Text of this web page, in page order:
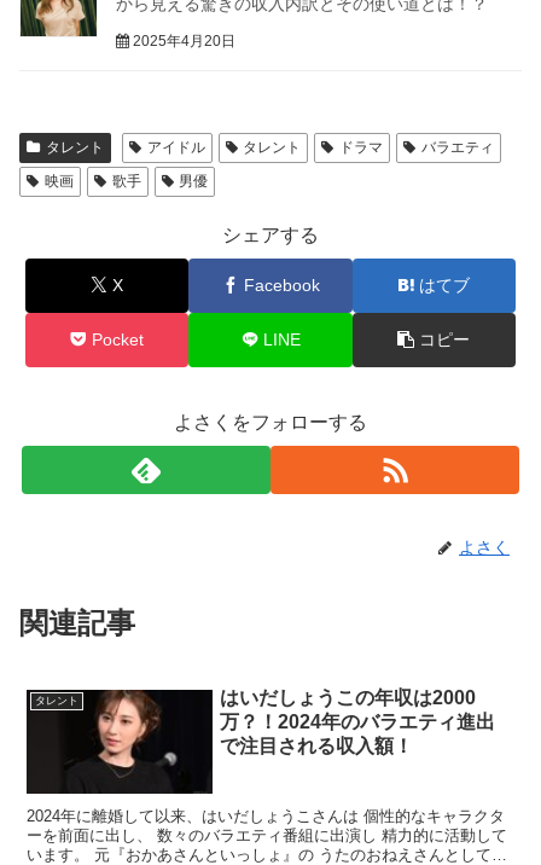
から見える驚きの収入内訳とその使い道とは！？
2025年4月20日
タレント アイドル タレント ドラマ
バラエティ
映画
歌手 男優
シェアする
X Facebook はてブ
Pocket LINE コピー
よさくをフォローする
よさく
関連記事
タレント
はいだしょうこの年収は2000
万？！2024年のバラエティ進出
で注目される収入額！
2024年に離婚して以来、はいだしょうこさんは 個性的なキャラクタ
ーを前面に出し、 数々のバラエティ番組に出演し 精力的に活動して
います。 元『おかあさんといっしょ』の うたのおねえさんとしても